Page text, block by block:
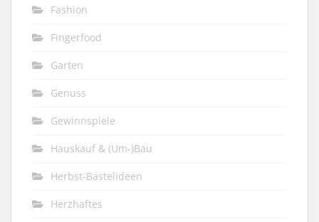
Fashion
Fingerfood
Garten
Genuss
Gewinnspiele
Hauskauf & (Um-)Bau
Herbst-Bastelideen
Herzhaftes